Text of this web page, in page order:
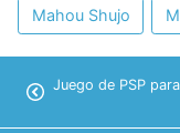
Mahou Shujo
Juego de PSP